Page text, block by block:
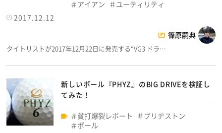
アイアン
ユーティリティ
2017.12.12
篠原嗣典
タイトリストが2017年12月22日に発売する“VG3 ドラ…
新しいボール『PHYZ』のBIG DRIVEを検証し
てみた！
貧打爆裂レポート
ブリヂストン
ボール